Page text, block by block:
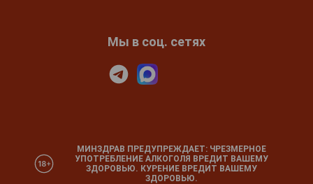
Мы в соц. сетях
МИНЗДРАВ ПРЕДУПРЕЖДАЕТ: ЧРЕЗМЕРНОЕ
УПОТРЕБЛЕНИЕ АЛКОГОЛЯ ВРЕДИТ ВАШЕМУ
ЗДОРОВЬЮ. КУРЕНИЕ ВРЕДИТ ВАШЕМУ
ЗДОРОВЬЮ.